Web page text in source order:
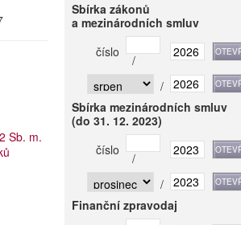
Sb. m.
Sbírka zákonů
a mezinárodních smluv
číslo
/
/
Sbírka mezinárodních smluv
(do 31. 12. 2023)
číslo
/
/
Finanční zpravodaj